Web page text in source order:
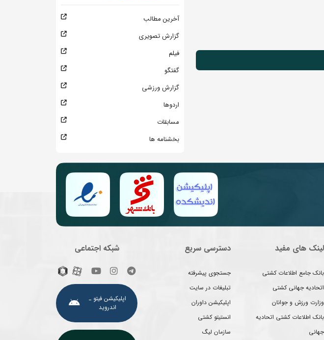
آخرین مطالب
گزارش تصویری
فیلم
گفتگو
گزارش ورزشی
اردوها
مسابقات
بخشنامه ها
لینک های مفید
بانک جامع اطلاعات کشتی
اتحادیه جهانی کشتی
وزارت ورزش و جوانان
بانک اطلاعات کشتی اتحادیه
جهانی
دسترسی سریع
جستجوی پیشرفته
تبلیغات در سایت
اپلیکیشن داوران
انستیتو کشتی
سازمان لیگ
شبکه اجتماعی
اپلیکیشن فیتو ـ
اندروید